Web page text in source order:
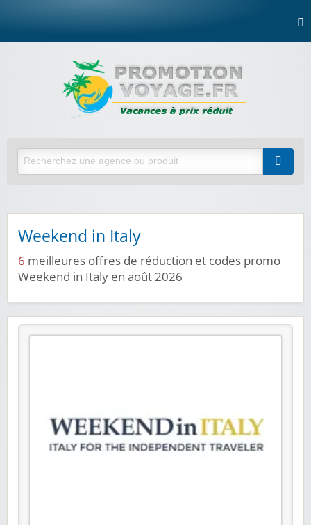
Weekend in Italy
6 meilleures offres de réduction et codes promo
Weekend in Italy en août 2026